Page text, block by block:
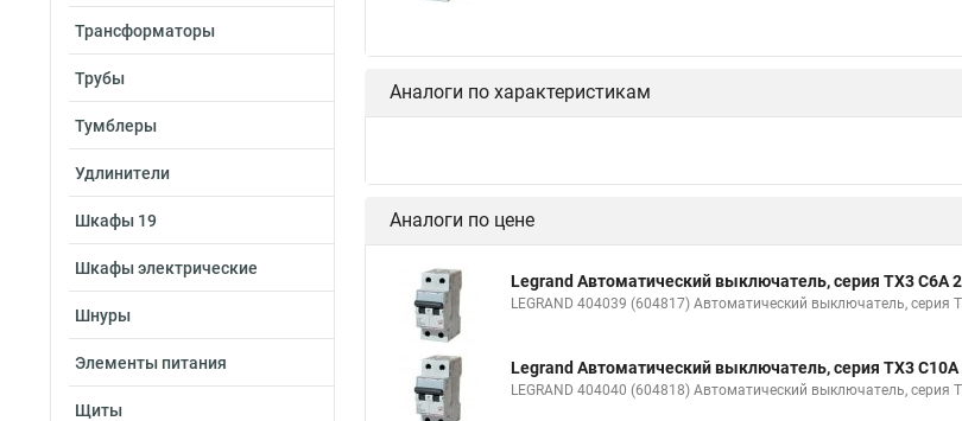
Трансформаторы
Трубы
Тумблеры
Удлинители
Шкафы 19
Шкафы электрические
Шнуры
Элементы питания
Щиты
Аналоги по характеристикам
Аналоги по цене
Legrand Автоматический выключатель, серия TX3 С6A
LEGRAND 404039 (604817) Автоматический выключатель, серия
Legrand Автоматический выключатель, серия TX3
LEGRAND 404040 (604818) Автоматический выключатель, серия